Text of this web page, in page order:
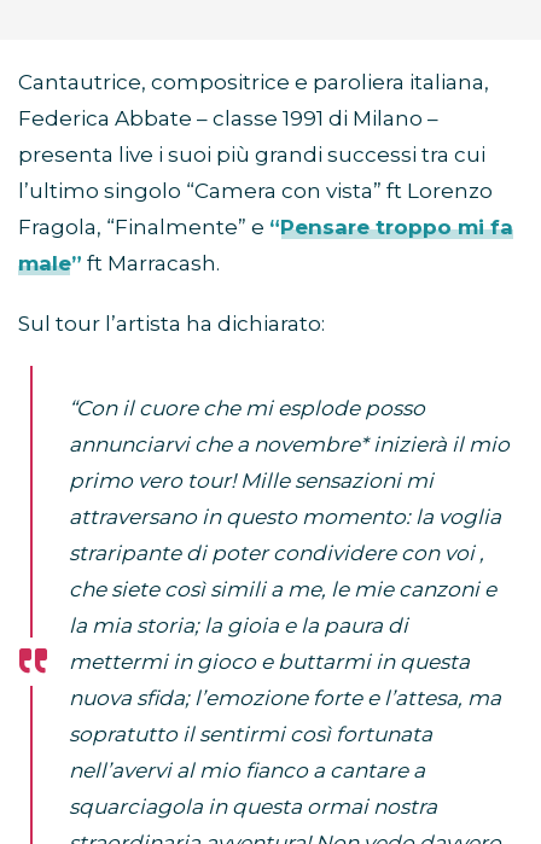
Cantautrice, compositrice e paroliera italiana,
Federica Abbate – classe 1991 di Milano –
presenta live i suoi più grandi successi tra cui
l’ultimo singolo “Camera con vista” ft Lorenzo
Fragola, “Finalmente” e “Pensare troppo mi fa
male” ft Marracash.
Sul tour l’artista ha dichiarato:
“Con il cuore che mi esplode posso
annunciarvi che a novembre* inizierà il mio
primo vero tour! Mille sensazioni mi
attraversano in questo momento: la voglia
straripante di poter condividere con voi ,
che siete così simili a me, le mie canzoni e
la mia storia; la gioia e la paura di
mettermi in gioco e buttarmi in questa
nuova sfida; l’emozione forte e l’attesa, ma
sopratutto il sentirmi così fortunata
nell’avervi al mio fianco a cantare a
squarciagola in questa ormai nostra